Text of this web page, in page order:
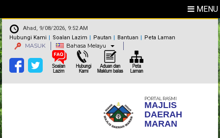
MENU
Ahad, 9/08/2026, 9:52 AM
Hubungi Kami
Soalan Lazim Pautan Bantuan Peta Laman
MASUK Bahasa Melayu
PORTAL RASMI
MAJLIS
DAERAH
MARAN